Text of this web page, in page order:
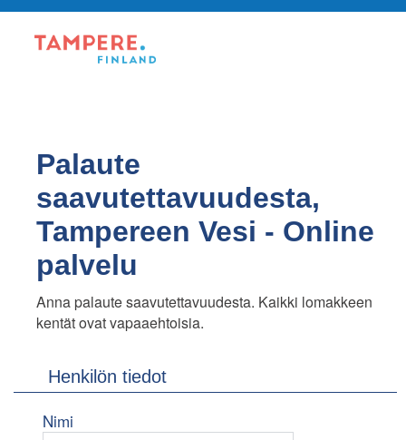
Palaute
saavutettavuudesta,
Tampereen Vesi - Online
palvelu
Anna palaute saavutettavuudesta. Kaikki lomakkeen
kentät ovat vapaaehtoisia.
Henkilön tiedot
Nimi